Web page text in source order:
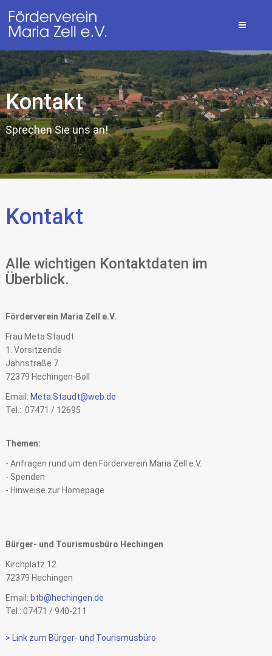
Kontakt
Sprechen Sie uns an!
Kontakt
Alle wichtigen Kontaktdaten im
Überblick.
Förderverein Maria Zell e.V.
Frau Meta Staudt
1. Vorsitzende
Jahnstraße 7
72379 Hechingen-Boll
Email: Meta.Staudt@web.de
Tel.: 07471 / 12695
Themen:
- Anfragen rund um den Förderverein Maria Zell e.V.
- Spenden
- Hinweise zur Homepage
Bürger- und Tourismusbüro Hechingen
Kirchplatz 12
72379 Hechingen
Email: btb@hechingen.de
Tel.: 07471 / 940-211
> Link zum Bürger- und Tourismusbüro